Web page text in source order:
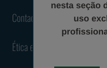
nesta seção
uso
Contacte-nos
Ética e Conformidade